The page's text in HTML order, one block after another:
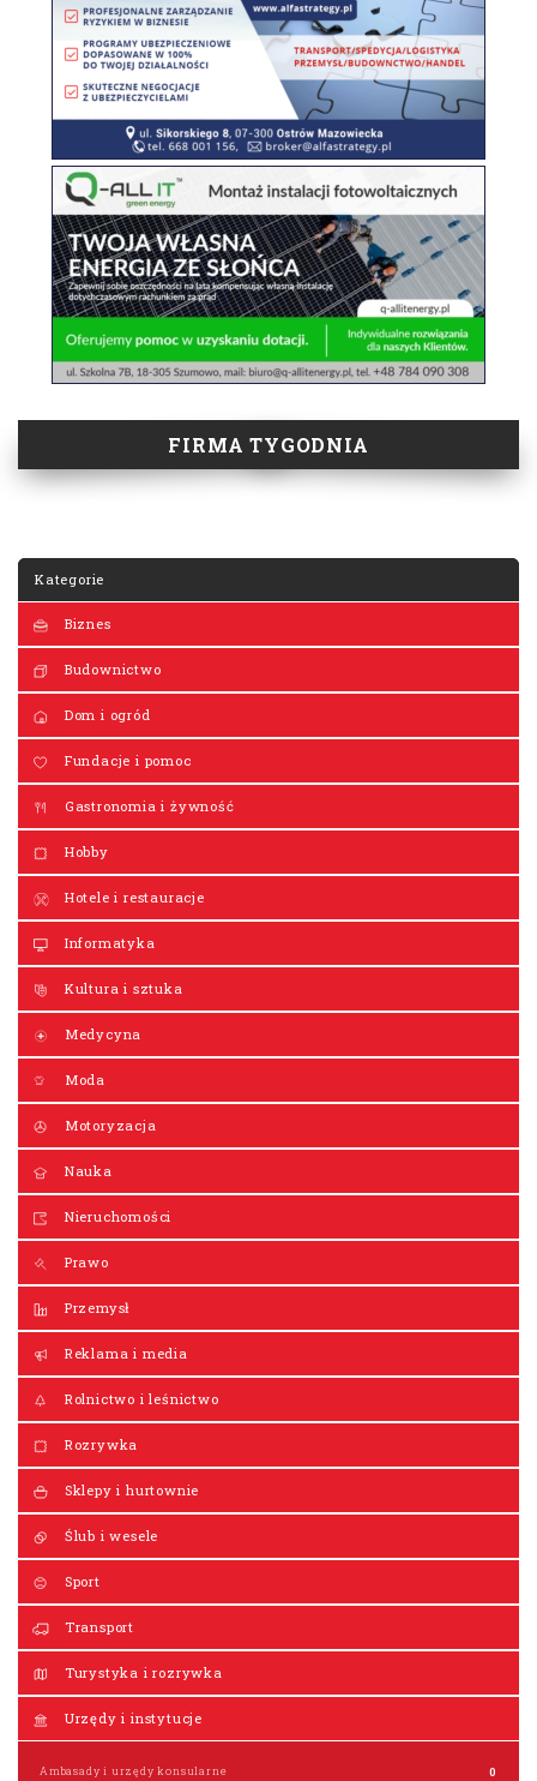
FIRMA TYGODNIA
Kategorie
Biznes
Budownictwo
Dom i ogród
Fundacje i pomoc
Gastronomia i żywność
Hobby
Hotele i restauracje
Informatyka
Kultura i sztuka
Medycyna
Moda
Motoryzacja
Nauka
Nieruchomości
Prawo
Przemysł
Reklama i media
Rolnictwo i leśnictwo
Rozrywka
Sklepy i hurtownie
Ślub i wesele
Sport
Transport
Turystyka i rozrywka
Urzędy i instytucje
Ambasady i urzędy konsularne 0